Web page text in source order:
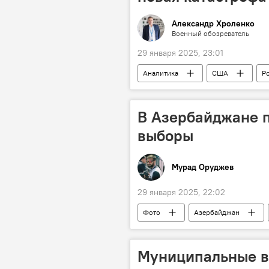
Александр Хроленко
Военный обозреватель
29 января 2025, 23:01
Аналитика США
Самолет
Авиакатастрофа
В Азербайджане
выборы
Мурад Оруджев
29 января 2025, 22:02
Фото Азербайджан
Муниципальные выборы
Муниципальные